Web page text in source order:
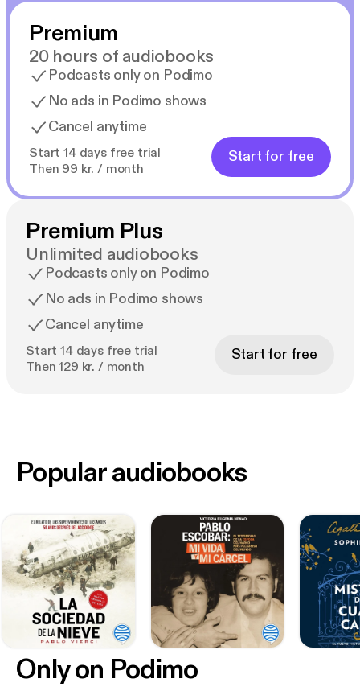
Premium
20 hours of audiobooks
Podcasts only on Podimo
No ads in Podimo shows
Cancel anytime
Start 14 days free trial
Then 99 kr. / month
Start for free
Premium Plus
Unlimited audiobooks
Podcasts only on Podimo
No ads in Podimo shows
Cancel anytime
Start 14 days free trial
Then 129 kr. / month
Start for free
Only on Podimo
Popular audiobooks